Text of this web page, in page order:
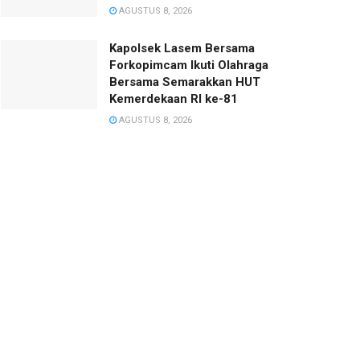
AGUSTUS 8, 2026
Kapolsek Lasem Bersama
Forkopimcam Ikuti Olahraga
Bersama Semarakkan HUT
Kemerdekaan RI ke-81
AGUSTUS 8, 2026